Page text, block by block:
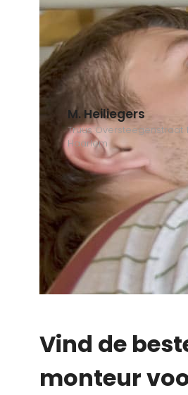
M. Heiliegers
Truus Oversteegenstraat
Haarlem
Vind de
monteur